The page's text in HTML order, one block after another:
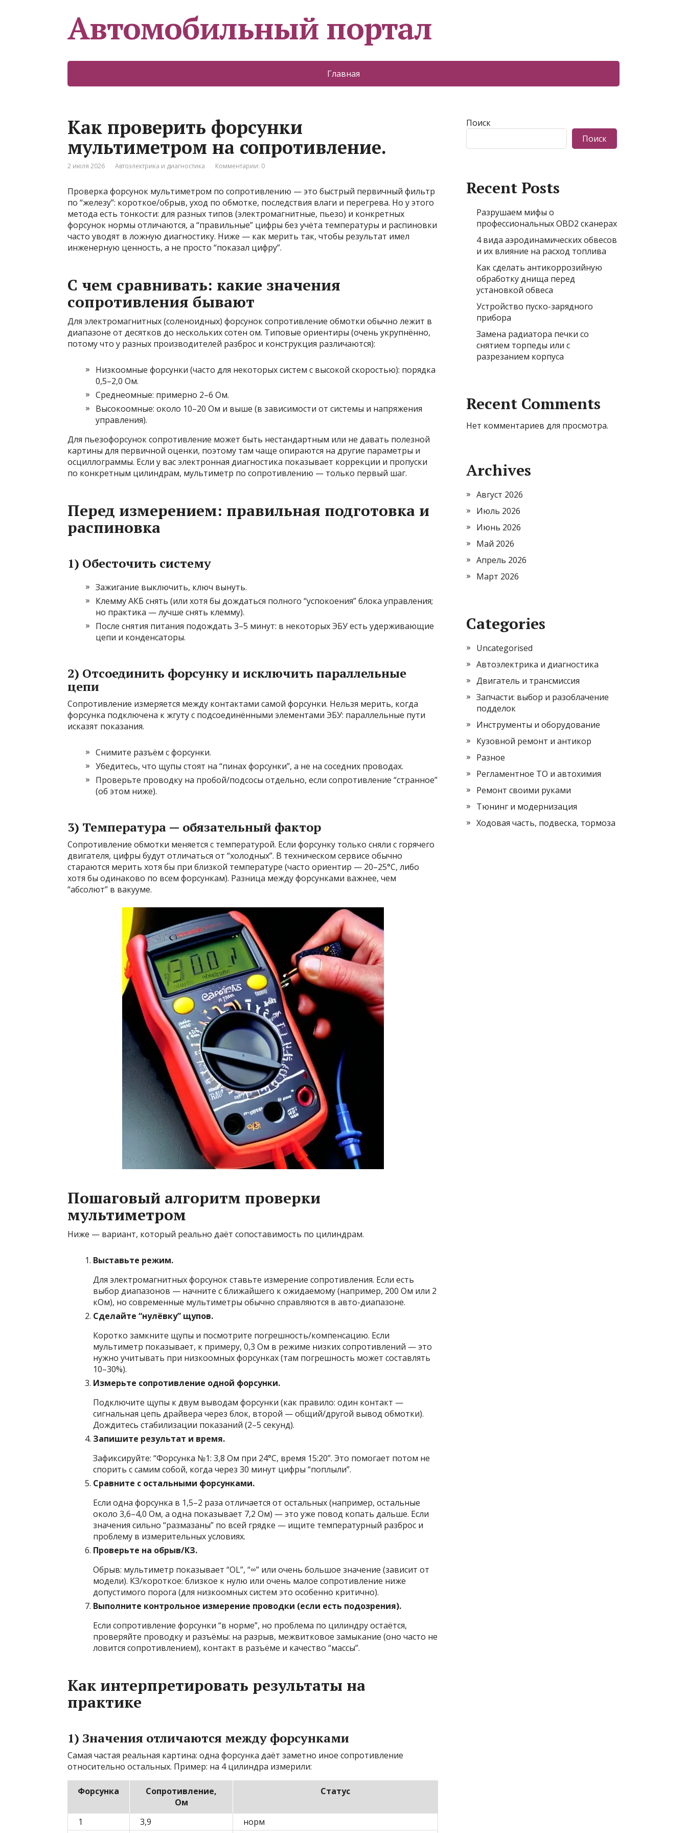
Автомобильный портал
Главная
Как проверить форсунки
мультиметром на сопротивление.
2 июля 2026 Автоэлектрика и диагностика Комментарии: 0
Проверка форсунок мультиметром по сопротивлению — это быстрый первичный фильтр
по “железу”: короткое/обрыв, уход по обмотке, последствия влаги и перегрева. Но у этого
метода есть тонкости: для разных типов (электромагнитные, пьезо) и конкретных
форсунок нормы отличаются, а “правильные” цифры без учёта температуры и распиновки
часто уводят в ложную диагностику. Ниже — как мерить так, чтобы результат имел
инженерную ценность, а не просто “показал цифру”.
С чем сравнивать: какие значения
сопротивления бывают
Для электромагнитных (соленоидных) форсунок сопротивление обмотки обычно лежит в
диапазоне от десятков до нескольких сотен ом. Типовые ориентиры (очень укрупнённо,
потому что у разных производителей разброс и конструкция различаются):
Низкоомные форсунки (часто для некоторых систем с высокой скоростью): порядка
0,5–2,0 Ом.
Среднеомные: примерно 2–6 Ом.
Высокоомные: около 10–20 Ом и выше (в зависимости от системы и напряжения
управления).
Для пьезофорсунок сопротивление может быть нестандартным или не давать полезной
картины для первичной оценки, поэтому там чаще опираются на другие параметры и
осциллограммы. Если у вас электронная диагностика показывает коррекции и пропуски
по конкретным цилиндрам, мультиметр по сопротивлению — только первый шаг.
Перед измерением: правильная подготовка и
распиновка
1) Обесточить систему
Зажигание выключить, ключ вынуть.
Клемму АКБ снять (или хотя бы дождаться полного “успокоения” блока управления;
но практика — лучше снять клемму).
После снятия питания подождать 3–5 минут: в некоторых ЭБУ есть удерживающие
цепи и конденсаторы.
2) Отсоединить форсунку и исключить параллельные
цепи
Сопротивление измеряется между контактами самой форсунки. Нельзя мерить, когда
форсунка подключена к жгуту с подсоединёнными элементами ЭБУ: параллельные пути
исказят показания.
Снимите разъём с форсунки.
Убедитесь, что щупы стоят на “пинах форсунки”, а не на соседних проводах.
Проверьте проводку на пробой/подсосы отдельно, если сопротивление “странное”
(об этом ниже).
3) Температура — обязательный фактор
Сопротивление обмотки меняется с температурой. Если форсунку только сняли с горячего
двигателя, цифры будут отличаться от “холодных”. В техническом сервисе обычно
стараются мерить хотя бы при близкой температуре (часто ориентир — 20–25°C, либо
хотя бы одинаково по всем форсункам). Разница между форсунками важнее, чем
“абсолют” в вакууме.
Пошаговый алгоритм проверки
мультиметром
Ниже — вариант, который реально даёт сопоставимость по цилиндрам.
Выставьте режим.
Для электромагнитных форсунок ставьте измерение сопротивления. Если есть
выбор диапазонов — начните с ближайшего к ожидаемому (например, 200 Ом или 2
кОм), но современные мультиметры обычно справляются в авто-диапазоне.
Сделайте “нулёвку” щупов.
Коротко замкните щупы и посмотрите погрешность/компенсацию. Если
мультиметр показывает, к примеру, 0,3 Ом в режиме низких сопротивлений — это
нужно учитывать при низкоомных форсунках (там погрешность может составлять
10–30%).
Измерьте сопротивление одной форсунки.
Подключите щупы к двум выводам форсунки (как правило: один контакт —
сигнальная цепь драйвера через блок, второй — общий/другой вывод обмотки).
Дождитесь стабилизации показаний (2–5 секунд).
Запишите результат и время.
Зафиксируйте: “Форсунка №1: 3,8 Ом при 24°C, время 15:20”. Это помогает потом не
спорить с самим собой, когда через 30 минут цифры “поплыли”.
Сравните с остальными форсунками.
Если одна форсунка в 1,5–2 раза отличается от остальных (например, остальные
около 3,6–4,0 Ом, а одна показывает 7,2 Ом) — это уже повод копать дальше. Если
значения сильно “размазаны” по всей грядке — ищите температурный разброс и
проблему в измерительных условиях.
Проверьте на обрыв/КЗ.
Обрыв: мультиметр показывает “OL”, “∞” или очень большое значение (зависит от
модели). КЗ/короткое: близкое к нулю или очень малое сопротивление ниже
допустимого порога (для низкоомных систем это особенно критично).
Выполните контрольное измерение проводки (если есть подозрения).
Если сопротивление форсунки “в норме”, но проблема по цилиндру остаётся,
проверяйте проводку и разъёмы: на разрыв, межвитковое замыкание (оно часто не
ловится сопротивлением), контакт в разъёме и качество “массы”.
Как интерпретировать результаты на
практике
1) Значения отличаются между форсунками
Самая частая реальная картина: одна форсунка даёт заметно иное сопротивление
относительно остальных. Пример: на 4 цилиндра измерили:
Форсунка
Сопротивление,
Ом
Статус
1 3,9 норм
Поиск
Поиск
Recent Posts
Разрушаем мифы о
профессиональных OBD2 сканерах
4 вида аэродинамических обвесов
и их влияние на расход топлива
Как сделать антикоррозийную
обработку днища перед
установкой обвеса
Устройство пуско-зарядного
прибора
Замена радиатора печки со
снятием торпеды или с
разрезанием корпуса
Recent Comments
Нет комментариев для просмотра.
Archives
Август 2026
Июль 2026
Июнь 2026
Май 2026
Апрель 2026
Март 2026
Categories
Uncategorised
Автоэлектрика и диагностика
Двигатель и трансмиссия
Запчасти: выбор и разоблачение
подделок
Инструменты и оборудование
Кузовной ремонт и антикор
Разное
Регламентное ТО и автохимия
Ремонт своими руками
Тюнинг и модернизация
Ходовая часть, подвеска, тормоза